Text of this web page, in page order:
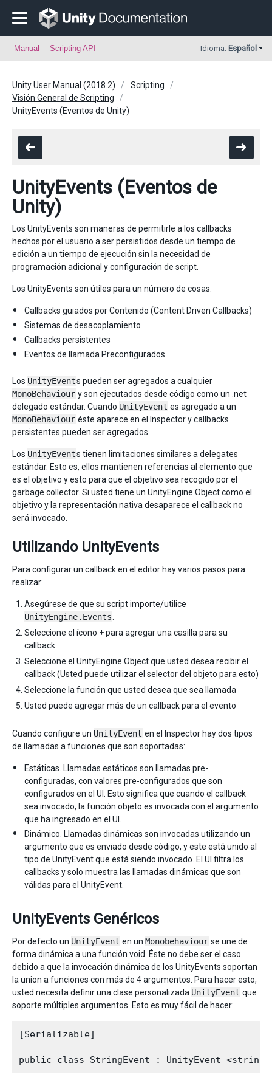
Manual Scripting API Idioma: Español
Unity User Manual (2018.2)
Scripting
Visión General de Scripting
UnityEvents (Eventos de Unity)
UnityEvents (Eventos de
Unity)
Los UnityEvents son maneras de permitirle a los callbacks
hechos por el usuario a ser persistidos desde un tiempo de
edición a un tiempo de ejecución sin la necesidad de
programación adicional y configuración de script.
Los UnityEvents son útiles para un número de cosas:
Callbacks guiados por Contenido (Content Driven Callbacks)
Sistemas de desacoplamiento
Callbacks persistentes
Eventos de llamada Preconfigurados
Los UnityEvents pueden ser agregados a cualquier
MonoBehaviour y son ejecutados desde código como un .net
delegado estándar. Cuando UnityEvent es agregado a un
MonoBehaviour éste aparece en el Inspector y callbacks
persistentes pueden ser agregados.
Los UnityEvents tienen limitaciones similares a delegates
estándar. Esto es, ellos mantienen referencias al elemento que
es el objetivo y esto para que el objetivo sea recogido por el
garbage collector. Si usted tiene un UnityEngine.Object como el
objetivo y la representación nativa desaparece el callback no
será invocado.
Utilizando UnityEvents
Para configurar un callback en el editor hay varios pasos para
realizar:
Asegúrese de que su script importe/utilice
UnityEngine.Events
Seleccione el ícono + para agregar una casilla para su
callback.
Seleccione el UnityEngine.Object que usted desea recibir el
callback (Usted puede utilizar el selector del objeto para esto)
Seleccione la función que usted desea que sea llamada
Usted puede agregar más de un callback para el evento
Cuando configure un UnityEvent en el Inspector hay dos tipos
de llamadas a funciones que son soportadas:
Estáticas. Llamadas estáticos son llamadas pre-
configuradas, con valores pre-configurados que son
configurados en el UI. Esto significa que cuando el callback
sea invocado, la función objeto es invocada con el argumento
que ha ingresado en el UI.
Dinámico. Llamadas dinámicas son invocadas utilizando un
argumento que es enviado desde código, y este está unido al
tipo de UnityEvent que está siendo invocado. El UI filtra los
callbacks y solo muestra las llamadas dinámicas que son
válidas para el UnityEvent.
UnityEvents Genéricos
Por defecto un UnityEvent en un Monobehaviour se une de
forma dinámica a una función void. Éste no debe ser el caso
debido a que la invocación dinámica de los UnityEvents soportan
la union a funciones con más de 4 argumentos. Para hacer esto,
usted necesita definir una clase personalizada UnityEvent que
soporte múltiples argumentos. Esto es muy fácil de hacer:
[Serializable]